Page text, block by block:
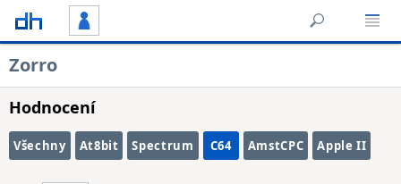
Zorro
Hodnocení
Všechny At8bit Spectrum C64 AmstCPC Apple II